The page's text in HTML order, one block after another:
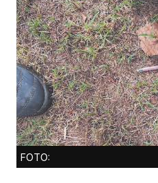
FOTO: